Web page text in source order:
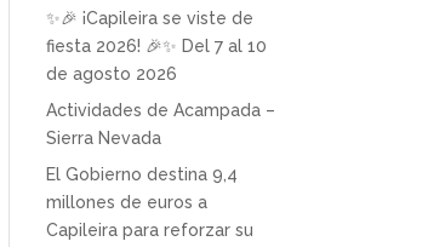
✨🎉 ¡Capileira se viste de
fiesta 2026! 🎉✨ Del 7 al 10
de agosto 2026
Actividades de Acampada –
Sierra Nevada
El Gobierno destina 9,4
millones de euros a
Capileira para reforzar su